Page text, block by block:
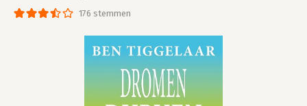
176 stemmen